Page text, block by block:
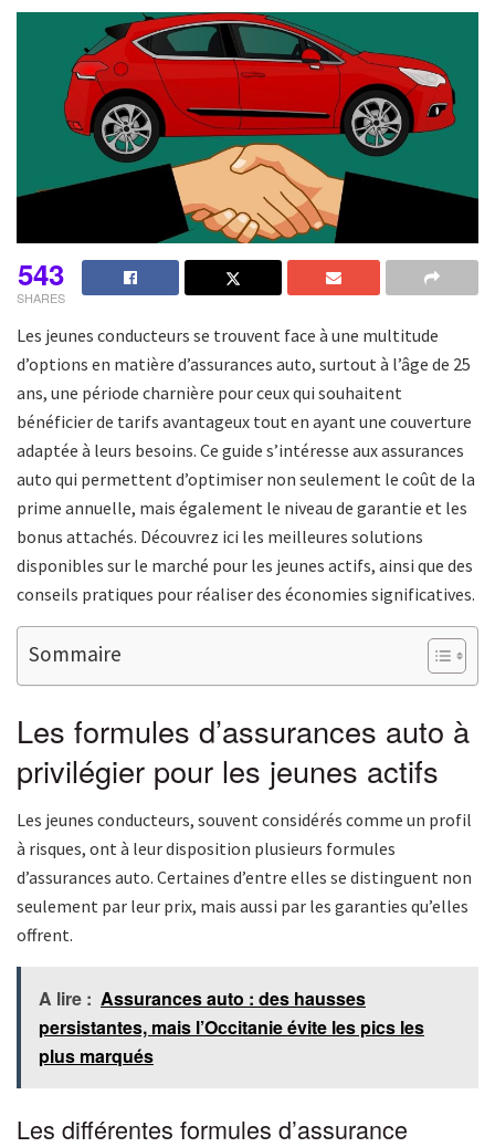
543
SHARES
Les jeunes conducteurs se trouvent face à une multitude
d’options en matière d’assurances auto, surtout à l’âge de 25
ans, une période charnière pour ceux qui souhaitent
bénéficier de tarifs avantageux tout en ayant une couverture
adaptée à leurs besoins. Ce guide s’intéresse aux assurances
auto qui permettent d’optimiser non seulement le coût de la
prime annuelle, mais également le niveau de garantie et les
bonus attachés. Découvrez ici les meilleures solutions
disponibles sur le marché pour les jeunes actifs, ainsi que des
conseils pratiques pour réaliser des économies significatives.
Sommaire
Les formules d’assurances auto à
privilégier pour les jeunes actifs
Les jeunes conducteurs, souvent considérés comme un profil
à risques, ont à leur disposition plusieurs formules
d’assurances auto. Certaines d’entre elles se distinguent non
seulement par leur prix, mais aussi par les garanties qu’elles
offrent.
A lire : Assurances auto : des hausses
persistantes, mais l’Occitanie évite les pics les
plus marqués
Les différentes formules d’assurance